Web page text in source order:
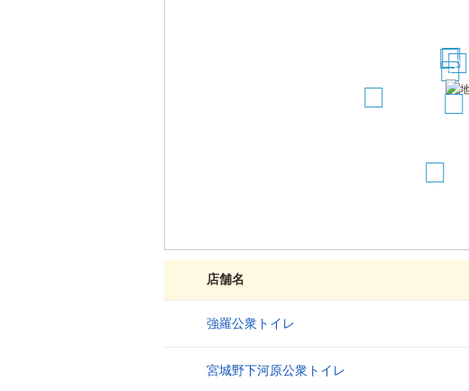
12
34
店舗名
強羅公衆トイレ
宮城野下河原公衆トイレ